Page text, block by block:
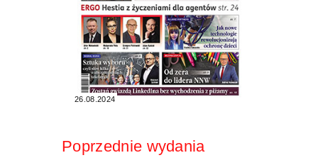
26.08.2024
Poprzednie wydania